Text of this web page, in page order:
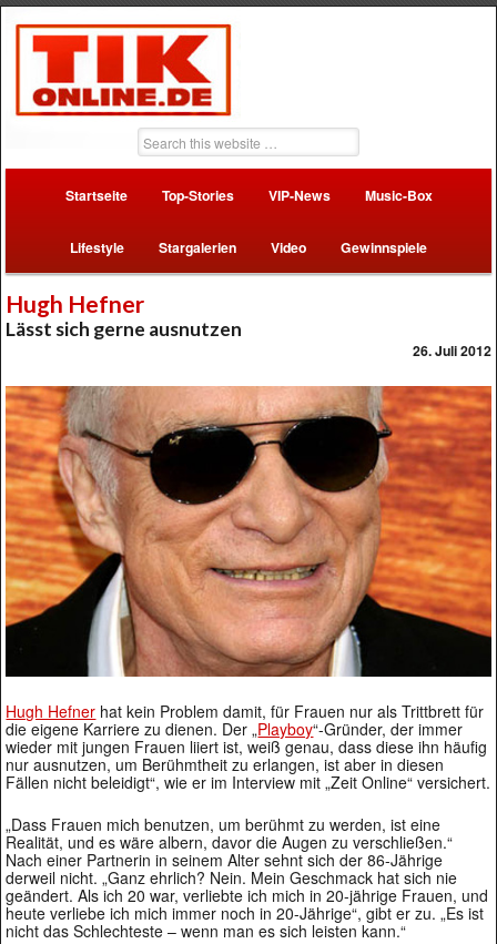
Startseite Top-Stories VIP-News Music-Box
Lifestyle Stargalerien Video Gewinnspiele
Hugh Hefner
Lässt sich gerne ausnutzen
26. Juli 2012
Hugh Hefner hat kein Problem damit, für Frauen nur als Trittbrett für
die eigene Karriere zu dienen. Der „Playboy“-Gründer, der immer
wieder mit jungen Frauen liiert ist, weiß genau, dass diese ihn häufig
nur ausnutzen, um Berühmtheit zu erlangen, ist aber in diesen
Fällen nicht beleidigt“, wie er im Interview mit „Zeit Online“ versichert.
„Dass Frauen mich benutzen, um berühmt zu werden, ist eine
Realität, und es wäre albern, davor die Augen zu verschließen.“
Nach einer Partnerin in seinem Alter sehnt sich der 86-Jährige
derweil nicht. „Ganz ehrlich? Nein. Mein Geschmack hat sich nie
geändert. Als ich 20 war, verliebte ich mich in 20-jährige Frauen, und
heute verliebe ich mich immer noch in 20-Jährige“, gibt er zu. „Es ist
nicht das Schlechteste – wenn man es sich leisten kann.“